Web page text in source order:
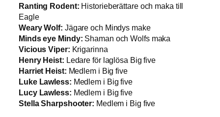
Ranting Rodent: Historieberättare och maka till
Eagle
Weary Wolf: Jägare och Mindys make
Minds eye Mindy: Shaman och Wolfs maka
Vicious Viper: Krigarinna
Henry Heist: Ledare för laglösa Big five
Harriet Heist: Medlem i Big five
Luke Lawless: Medlem i Big five
Lucy Lawless: Medlem i Big five
Stella Sharpshooter: Medlem i Big five